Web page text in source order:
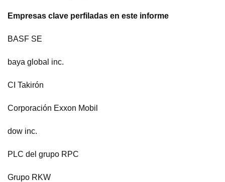
Empresas clave perfiladas en este informe
BASF SE
baya global inc.
CI Takirón
Corporación Exxon Mobil
dow inc.
PLC del grupo RPC
Grupo RKW